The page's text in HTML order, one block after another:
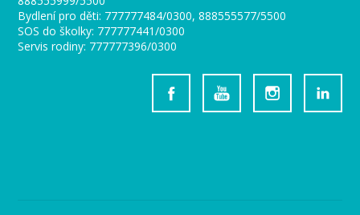
Bydlení pro děti: 777777484/0300, 888555577/5500
SOS do školky: 777777441/0300
Servis rodiny: 777777396/0300